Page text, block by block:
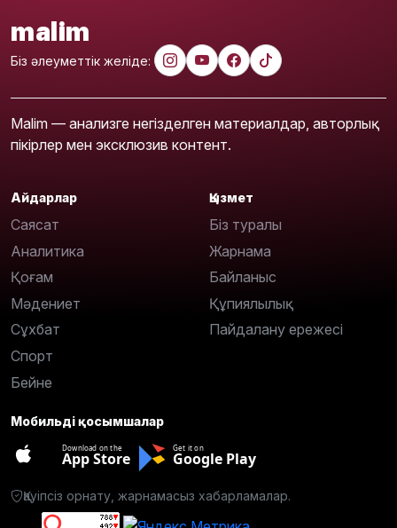
malim
Біз әлеуметтік желіде:
Malim — анализге негізделген материалдар, авторлық
пікірлер мен эксклюзив контент.
Айдарлар
Саясат
Аналитика
Қоғам
Мәдениет
Сұхбат
Спорт
Бейне
Қызмет
Біз туралы
Жарнама
Байланыс
Құпиялылық
Пайдалану ережесі
Мобильді қосымшалар
Download on the
App Store
Get it on
Google Play
Қауіпсіз орнату, жарнамасыз хабарламалар.